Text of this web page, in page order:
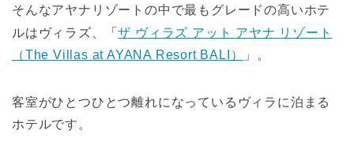
そんなアヤナリゾートの中で最もグレードの高いホテ
ルはヴィラズ、「ザ ヴィラズ アット アヤナ リゾート
（The Villas at AYANA Resort BALI）
」。
客室がひとつひとつ離れになっているヴィラに泊まる
ホテルです。